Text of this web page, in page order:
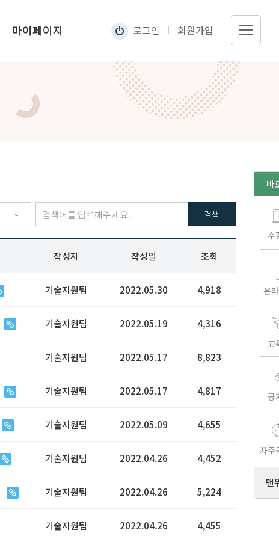
마이페이지
내정보관리
로그인 회원가입
검색
작성자 작성일 조회
기술지원팀 2022.05.30 4,918
기술지원팀 2022.05.19 4,316
기술지원팀 2022.05.17 8,823
기술지원팀 2022.05.17 4,817
기술지원팀 2022.05.09 4,655
기술지원팀 2022.04.26 4,452
기술지원팀 2022.04.26 5,224
기술지원팀 2022.04.26 4,455
바
수
온
교
공
자주
맨